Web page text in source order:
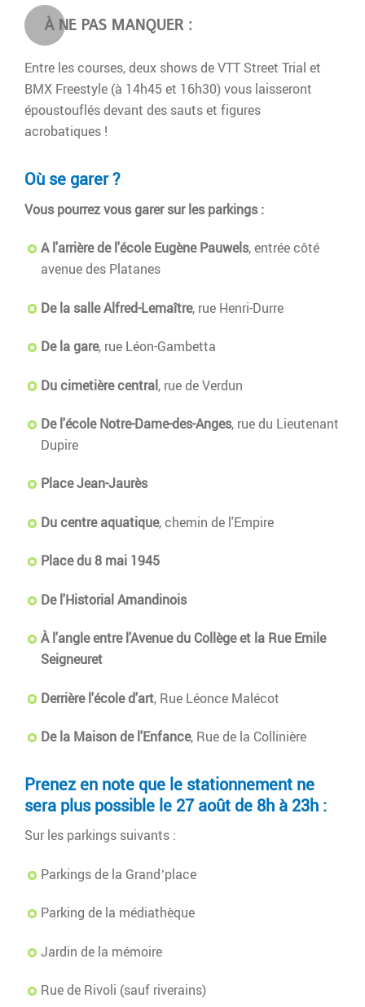
À NE PAS MANQUER :
Entre les courses, deux shows de VTT Street Trial et
BMX Freestyle (à 14h45 et 16h30) vous laisseront
époustouflés devant des sauts et figures
acrobatiques !
Où se garer ?
Vous pourrez vous garer sur les parkings :
A l'arrière de l'école Eugène Pauwels, entrée côté
avenue des Platanes
De la salle Alfred-Lemaître, rue Henri-Durre
De la gare, rue Léon-Gambetta
Du cimetière central, rue de Verdun
De l'école Notre-Dame-des-Anges, rue du Lieutenant
Dupire
Place Jean-Jaurès
Du centre aquatique, chemin de l'Empire
Place du 8 mai 1945
De l'Historial Amandinois
À l'angle entre l'Avenue du Collège et la Rue Emile
Seigneuret
Derrière l'école d'art, Rue Léonce Malécot
De la Maison de l'Enfance, Rue de la Collinière
Prenez en note que le stationnement ne
sera plus possible le 27 août de 8h à 23h :
Sur les parkings suivants :
Parkings de la Grand’place
Parking de la médiathèque
Jardin de la mémoire
Rue de Rivoli (sauf riverains)